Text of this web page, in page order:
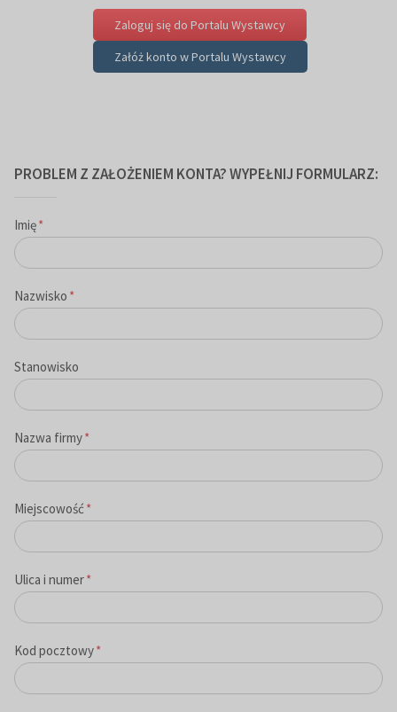
Zaloguj się do Portalu Wystawcy
Załóż konto w Portalu Wystawcy
PROBLEM Z ZAŁOŻENIEM KONTA? WYPEŁNIJ FORMULARZ:
*
Imię
*
Nazwisko
Stanowisko
*
Nazwa firmy
*
Miejscowość
*
Ulica i numer
*
Kod pocztowy